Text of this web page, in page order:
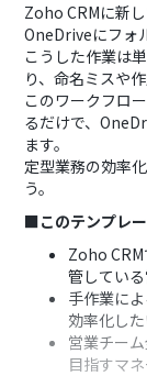
Zoho CRMに新
OneDriveにフォ
こうした作業は
り、命名ミスや
このワークフロ
るだけで、
ます。
定型業務の効率
う。
■このテンプレ
Zoho
管してい
手作業に
効率化し
営業チー
目指すマネ